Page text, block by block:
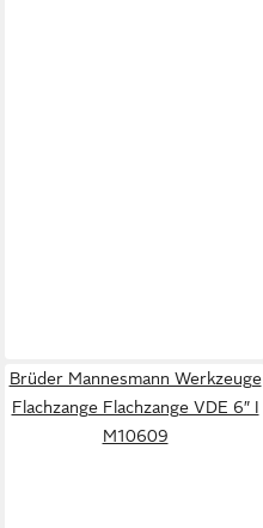
Brüder Mannesmann Werkzeuge
Flachzange Flachzange VDE 6″ I
M10609